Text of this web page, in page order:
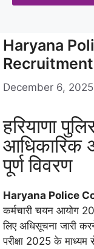
Haryana
December 6, 2025
हरियाणा
आधिकारिक
पूर्ण विवरण
Haryana Police
कर्मचारी चयन आयोग
लिए अधिसूचना जारी
परीक्षा 2025 के